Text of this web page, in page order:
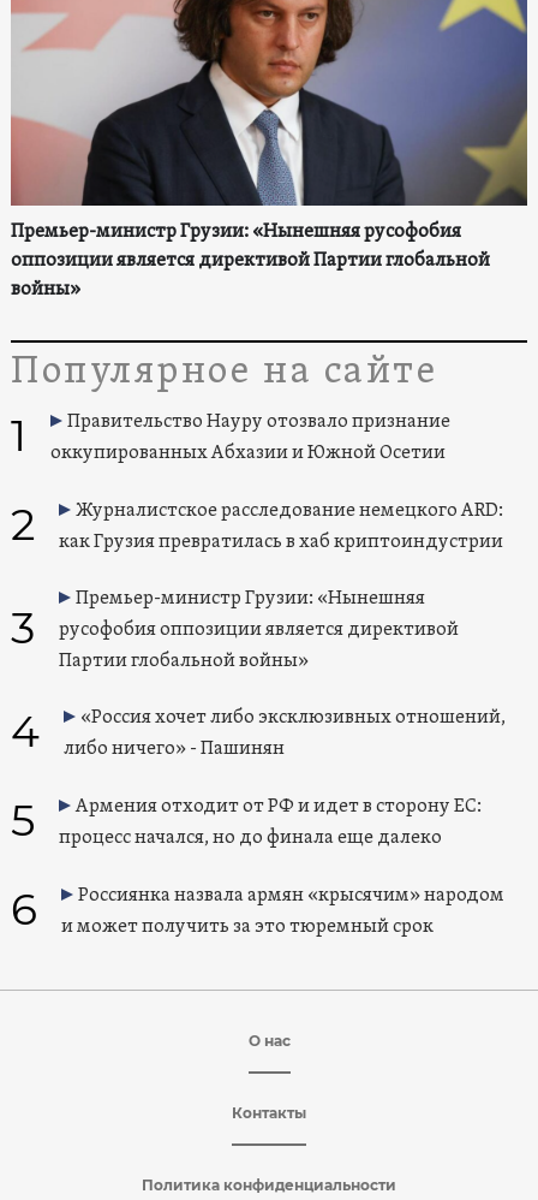
Премьер-министр Грузии: «Нынешняя русофобия
оппозиции является директивой Партии глобальной
войны»
Популярное на сайте
1
Правительство Науру отозвало признание
оккупированных Абхазии и Южной Осетии
2
Журналистское расследование немецкого ARD:
как Грузия превратилась в хаб криптоиндустрии
3
Премьер-министр Грузии: «Нынешняя
русофобия оппозиции является директивой
Партии глобальной войны»
4
«Россия хочет либо эксклюзивных отношений,
либо ничего» - Пашинян
5
Армения отходит от РФ и идет в сторону ЕС:
процесс начался, но до финала еще далеко
6
Россиянка назвала армян «крысячим» народом
и может получить за это тюремный срок
О нас
Контакты
Политика конфиденциальности